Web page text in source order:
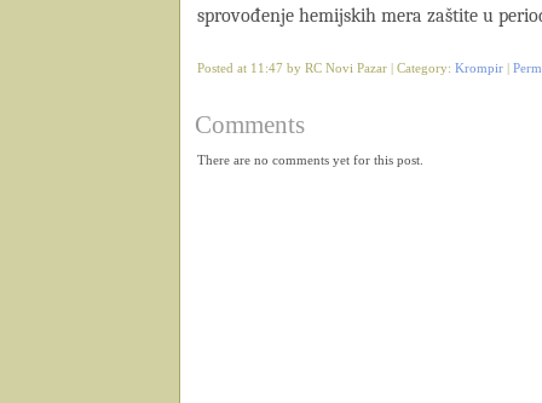
sprovođenje hemijskih mera zaštite u
Posted at 11:47 by RC Novi Pazar | Category: Krompir
Comments
There are no comments yet for this post.